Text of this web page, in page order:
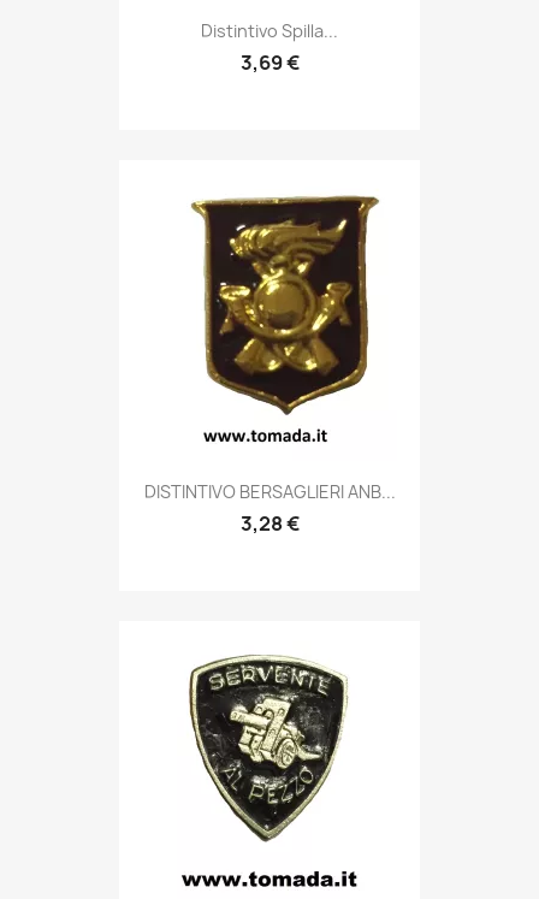
Anteprima
Distintivo Spilla...
3,69 €
Anteprima
DISTINTIVO BERSAGLIERI ANB...
3,28 €